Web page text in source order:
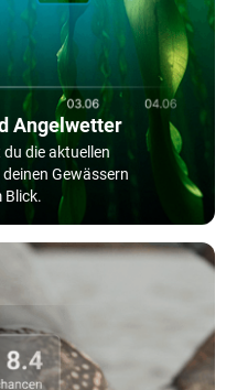
Angelwetter
die aktuellen
Gewässern
Blick.